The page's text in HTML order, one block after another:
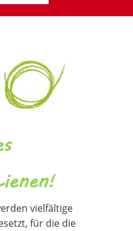
vielfältige
für die die